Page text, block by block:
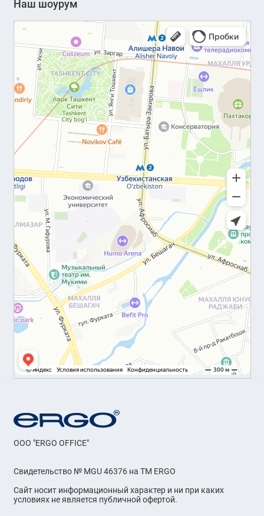
Наш шоурум
OOO "ERGO OFFICE"
Свидетельство № MGU 46376 на ТМ ERGO
Сайт носит информационный характер и ни при каких
условиях не является публичной офертой.